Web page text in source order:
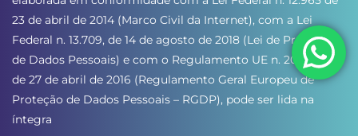
23 de abril de 2014 (Marco Civil da Internet), com a Lei
Federal n. 13.709, de 14 de agosto de 2018 (Lei de Proteção
de Dados Pessoais) e com o Regulamento UE n. 2016/679
de 27 de abril de 2016 (Regulamento Geral Europeu de
Proteção de Dados Pessoais – RGDP), pode ser lida na
íntegra